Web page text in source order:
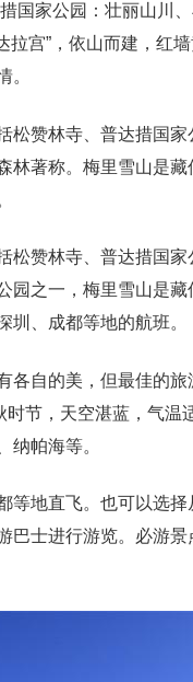
国家公园：壮丽山川
拉宫”，依山而建，红
。
松赞林寺、普达措国
林著称。梅里雪山是
松赞林寺、普达措国
园之一，梅里雪山是
圳、成都等地的航班。
各自的美，但最佳的
节，天空湛蓝，气
纳帕海等。
等地直飞。也可以选
士进行游览。必游